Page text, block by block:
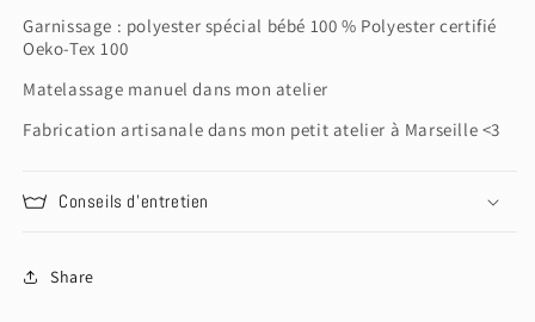
Garnissage : polyester spécial bébé 100 % Polyester certifié
Oeko-Tex 100
Matelassage manuel dans mon atelier
Fabrication artisanale dans mon petit atelier à Marseille <3
Conseils d'entretien
Share